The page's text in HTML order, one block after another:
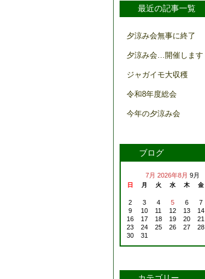
最近の記事一覧
夕涼み会無事に終了
夕涼み会…開催します
ジャガイモ大収穫
令和8年度総会
今年の夕涼み会
ブログ
7月 2026年8月 9月
日 月 火 水 木 金
2
3 4 5 6 7
9
10 11 12 13 14
16
17 18 19 20 21
23
24 25 26 27 28
30
31